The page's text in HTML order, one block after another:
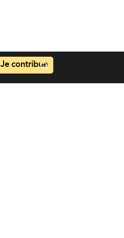
Je contribue